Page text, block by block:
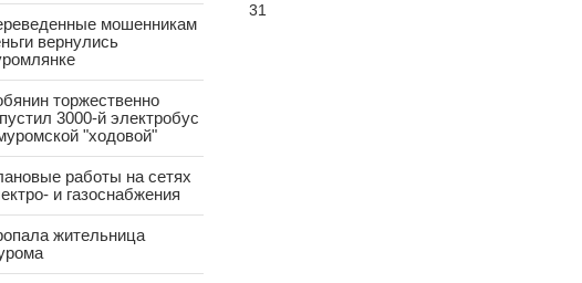
мошенникам
вернулись
торжественно
3000-й электробус
"ходовой"
работы на сетях
и газоснабжения
жительница
31